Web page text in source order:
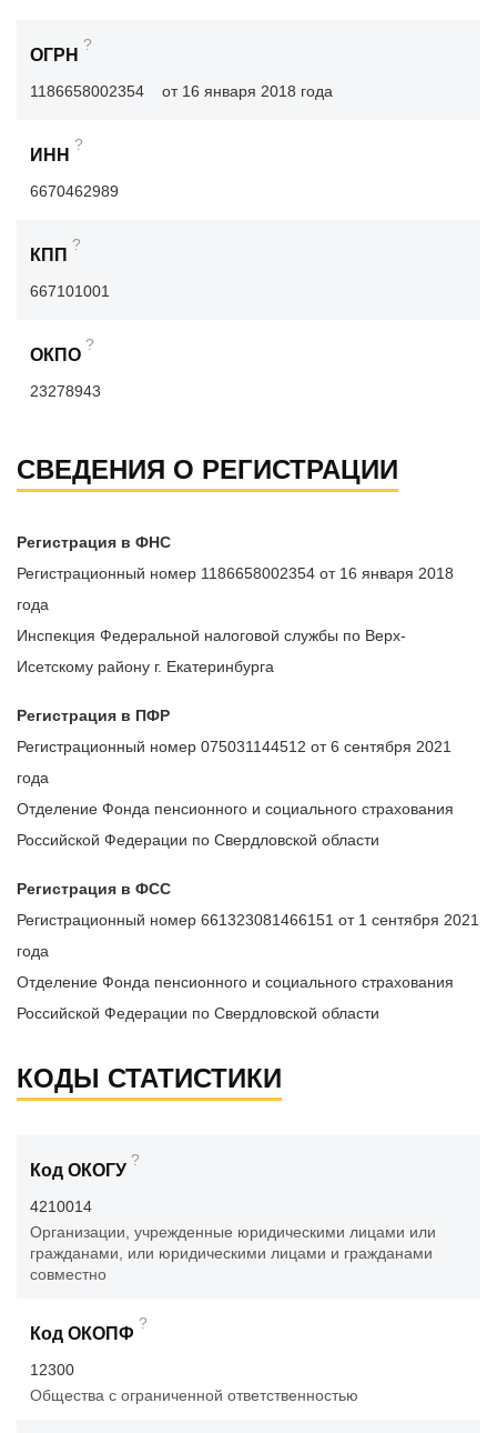
ОГРН
?
1186658002354 от 16 января 2018 года
ИНН
?
6670462989
КПП
?
667101001
ОКПО
?
23278943
СВЕДЕНИЯ О РЕГИСТРАЦИИ
Регистрация в ФНС
Регистрационный номер 1186658002354 от 16 января 2018
года
Инспекция Федеральной налоговой службы по Верх-
Исетскому району г. Екатеринбурга
Регистрация в ПФР
Регистрационный номер 075031144512 от 6 сентября 2021
года
Отделение Фонда пенсионного и социального страхования
Российской Федерации по Свердловской области
Регистрация в ФСС
Регистрационный номер 661323081466151 от 1 сентября 2021
года
Отделение Фонда пенсионного и социального страхования
Российской Федерации по Свердловской области
КОДЫ СТАТИСТИКИ
Код ОКОГУ
?
4210014
Организации, учрежденные юридическими лицами или
гражданами, или юридическими лицами и гражданами
совместно
Код ОКОПФ
?
12300
Общества с ограниченной ответственностью